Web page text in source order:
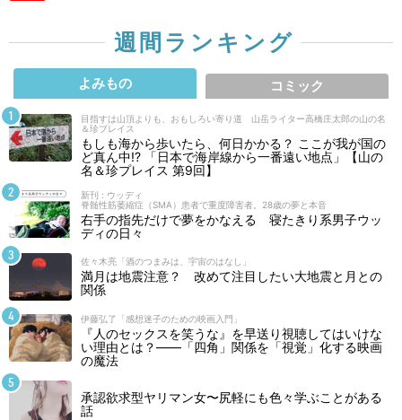
週間ランキング
よみもの コミック
目指すは山頂よりも、おもしろい寄り道 山岳ライター高橋庄太郎の山の名
＆珍プレイス
もしも海から歩いたら、何日かかる？ ここが我が国の
ど真ん中!? 「日本で海岸線から一番遠い地点」【山の
名＆珍プレイス 第9回】
新刊 : ウッディ
脊髄性筋萎縮症（SMA）患者で重度障害者。28歳の夢と本音
右手の指先だけで夢をかなえる 寝たきり系男子ウッ
ディの日々
佐々木亮「酒のつまみは、宇宙のはなし」
満月は地震注意？ 改めて注目したい大地震と月との
関係
伊藤弘了「感想迷子のための映画入門」
『人のセックスを笑うな』を早送り視聴してはいけな
い理由とは？――「四角」関係を「視覚」化する映画
の魔法
承認欲求型ヤリマン女〜尻軽にも色々学ぶことがある
話